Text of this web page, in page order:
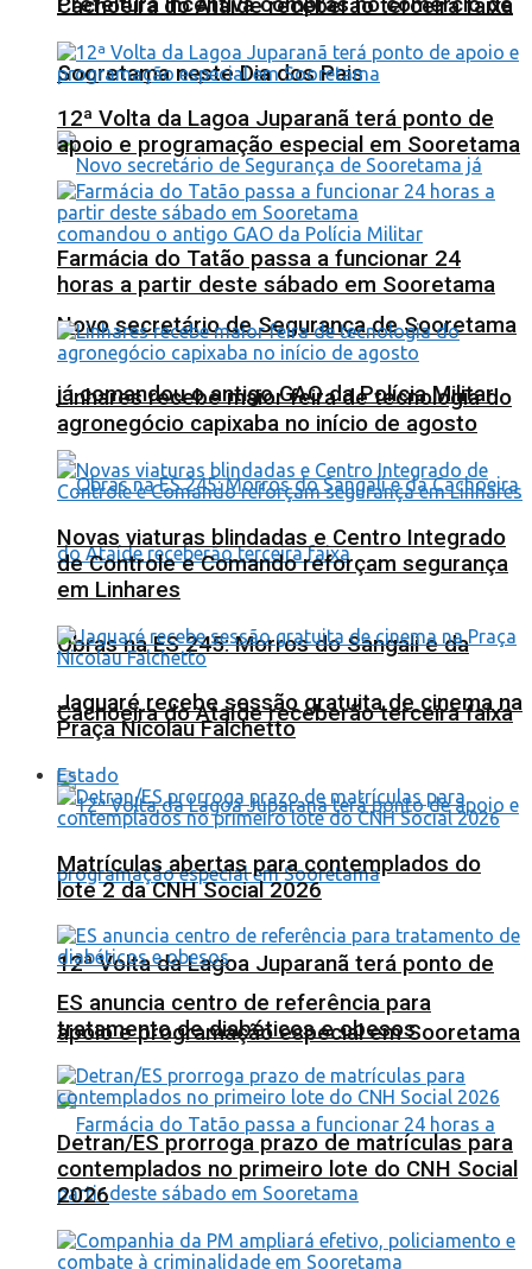
Sooretama neste Dia dos Pais
Novo secretário de Segurança de Sooretama
já comandou o antigo GAO da Polícia Militar
Obras na ES 245: Morros do Sangali e da
Cachoeira do Ataíde receberão terceira faixa
12ª Volta da Lagoa Juparanã terá ponto de
apoio e programação especial em Sooretama
Cachoeira do Ataíde receberão terceira faixa
12ª Volta da Lagoa Juparanã terá ponto de
apoio e programação especial em Sooretama
Farmácia do Tatão passa a funcionar 24
horas a partir deste sábado em Sooretama
Linhares recebe maior feira de tecnologia do
agronegócio capixaba no início de agosto
Novas viaturas blindadas e Centro Integrado
de Controle e Comando reforçam segurança
em Linhares
Jaguaré recebe sessão gratuita de cinema na
Praça Nicolau Falchetto
Estado
Matrículas abertas para contemplados do
lote 2 da CNH Social 2026
ES anuncia centro de referência para
tratamento de diabéticos e obesos
Detran/ES prorroga prazo de matrículas para
contemplados no primeiro lote do CNH Social
2026